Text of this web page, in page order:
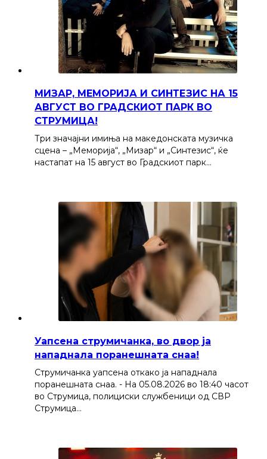
МИЗАР, МЕМОРИЈА И СИНТЕЗИС НА 15
АВГУСТ ВО ГРАДСКИОТ ПАРК ВО
СТРУМИЦА!
Три значајни имиња на македонската музичка
сцена – „Меморија“, „Мизар“ и „Синтезис“, ќе
настапат на 15 август во Градскиот парк…
Уапсена струмичанка, во двор ја
нападнала поранешната снаа!
Струмичанка уапсена откако ја нападнала
поранешната снаа. - На 05.08.2026 во 18:40 часот
во Струмица, полициски службеници од СВР
Струмица…